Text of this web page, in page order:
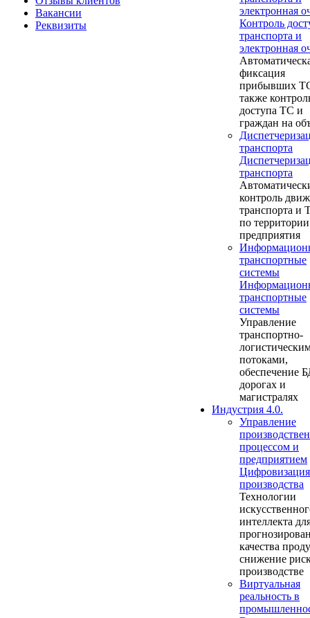
Вакансии
Реквизиты
электронная
Контроль
транспорта и
электронная
фиксация
прибывших
также
доступа ТС и
граждан на
транспорта
транспорта
контроль
транспорта
по территории
предприятия
транспортные
системы
транспортные
системы
Управление
транспортно-
потоками,
обеспечение
дорогах и
магистралях
Индустрия 4.0.
Управление
процессом и
предприятием
Цифровизация
производства
Технологии
интеллекта
качества
снижение
производстве
Виртуальная
реальность в